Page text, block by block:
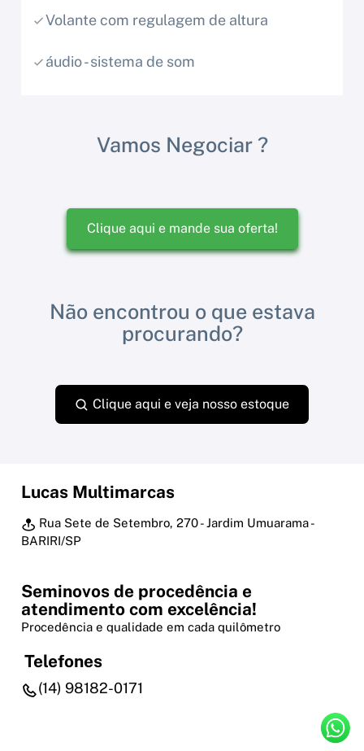
Volante com regulagem de altura
áudio - sistema de som
Vamos Negociar ?
Clique aqui e mande sua oferta!
Não encontrou o que estava
procurando?
Clique aqui e veja nosso estoque
Lucas Multimarcas
Rua Sete de Setembro, 270 - Jardim Umuarama -
BARIRI/SP
Seminovos de procedência e
atendimento com excelência!
Procedência e qualidade em cada quilômetro
Telefones
(14) 98182-0171